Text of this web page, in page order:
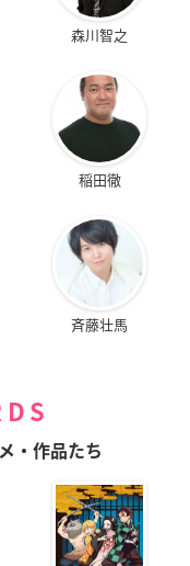
森川智之
稲田徹
斉藤壮馬
・作品たち